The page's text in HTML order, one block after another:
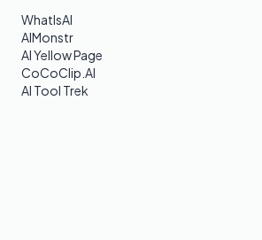
WhatIsAI
AIMonstr
AI Yellow Page
CoCoClip.AI
AI Tool Trek